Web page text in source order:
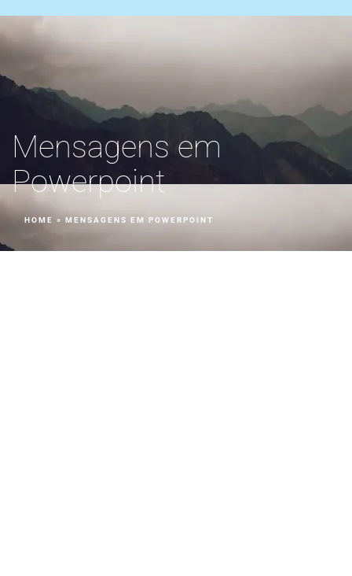
Mensagens em
Powerpoint
HOME » MENSAGENS EM POWERPOINT